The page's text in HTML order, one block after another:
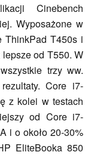
Cinebench
Wyposażone w
ThinkPad T450s i
od T550. W
trzy ww.
Core i7-
z kolei w testach
od Core i7-
i o około 20-30%
EliteBooka 850